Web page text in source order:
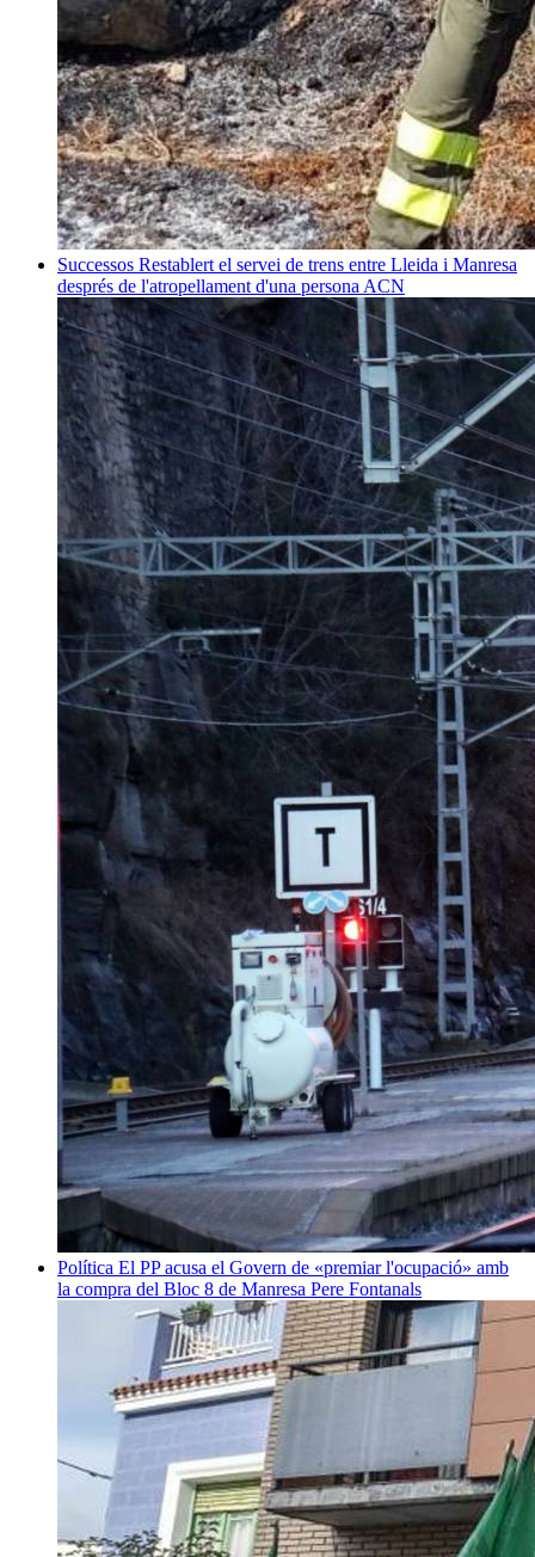
Successos Restablert el servei de trens entre Lleida i Manresa
després de l'atropellament d'una persona ACN
Política El PP acusa el Govern de «premiar l'ocupació» amb
la compra del Bloc 8 de Manresa Pere Fontanals